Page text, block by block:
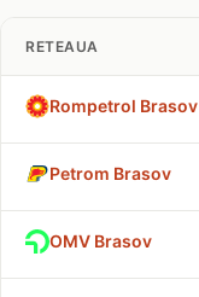
RETEAUA
Rompetrol Brasov
Petrom Brasov
OMV Brasov